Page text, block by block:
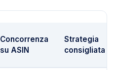
Concorrenza
su ASIN
Strategia
consigliata